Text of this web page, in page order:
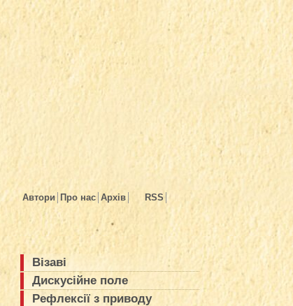
Автори Про нас Архів RSS
Візаві
Дискусійне поле
Рефлексії з приводу